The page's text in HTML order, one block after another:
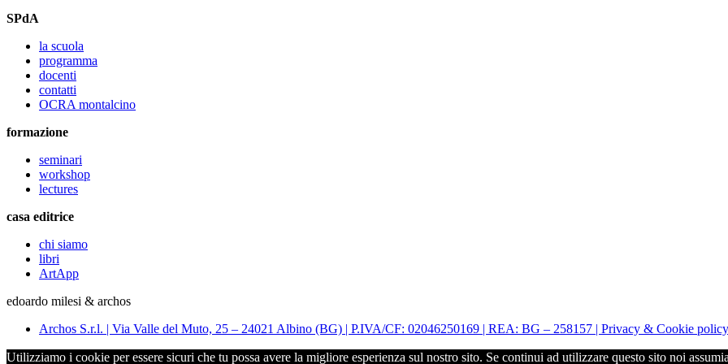
SPdA
la scuola
programma
docenti
contatti
OCRA montalcino
formazione
seminari
workshop
lectures
casa editrice
chi siamo
libri
ArtApp
edoardo milesi & archos
Archos S.r.l. | Via Valle del Muto, 25 – 24021 Albino (BG) | P.IVA/CF: 02046250169 | REA: BG – 258157 | Privacy & Cookie policy
Utilizziamo i cookie per essere sicuri che tu possa avere la migliore esperienza sul nostro sito. Se continui ad utilizzare questo sito noi